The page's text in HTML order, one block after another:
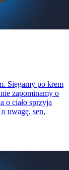
Sięgamy po krem
zapominamy o
o ciało sprzyja
uwagę, sen,